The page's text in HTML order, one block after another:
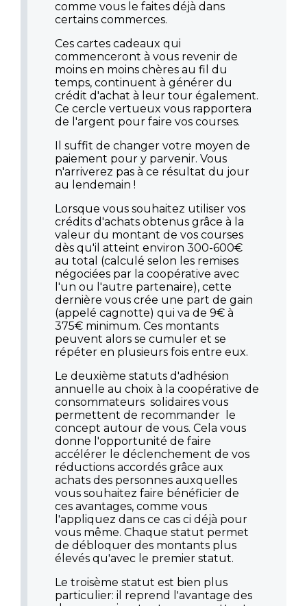
comme vous le faites déjà dans
certains commerces.
Ces cartes cadeaux qui
commenceront à vous revenir de
moins en moins chères au fil du
temps, continuent à générer du
crédit d'achat à leur tour également.
Ce cercle vertueux vous rapportera
de l'argent pour faire vos courses.
Il suffit de changer votre moyen de
paiement pour y parvenir. Vous
n'arriverez pas à ce résultat du jour
au lendemain !
Lorsque vous souhaitez utiliser vos
crédits d'achats obtenus grâce à la
valeur du montant de vos courses
dès qu'il atteint environ 300-600€
au total (calculé selon les remises
négociées par la coopérative avec
l'un ou l'autre partenaire), cette
dernière vous crée une part de gain
(appelé cagnotte) qui va de 9€ à
375€ minimum. Ces montants
peuvent alors se cumuler et se
répéter en plusieurs fois entre eux.
Le deuxième statuts d'adhésion
annuelle au choix à la coopérative de
consommateurs solidaires vous
permettent de recommander le
concept autour de vous. Cela vous
donne l'opportunité de faire
accélérer le déclenchement de vos
réductions accordés grâce aux
achats des personnes auxquelles
vous souhaitez faire bénéficier de
ces avantages, comme vous
l'appliquez dans ce cas ci déjà pour
vous même. Chaque statut permet
de débloquer des montants plus
élevés qu'avec le premier statut.
Le troisème statut est bien plus
particulier: il reprend l'avantage des